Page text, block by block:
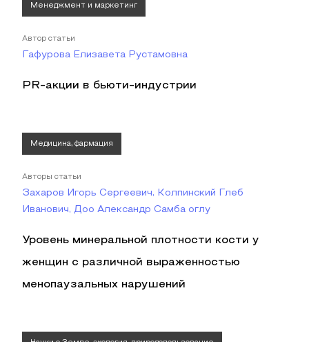
Менеджмент и маркетинг
Автор статьи
Гафурова Елизавета Рустамовна
PR-акции в бьюти-индустрии
Медицина, фармация
Авторы статьи
Захаров Игорь Сергеевич, Колпинский Глеб
Иванович, Доо Александр Самба оглу
Уровень минеральной плотности кости у
женщин с различной выраженностью
менопаузальных нарушений